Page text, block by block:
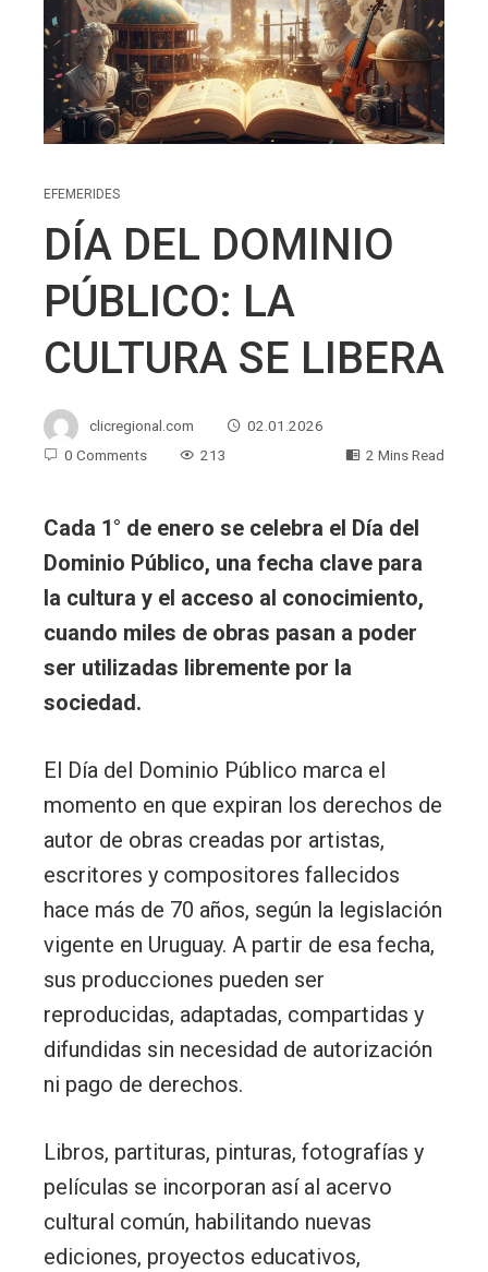
EFEMERIDES
DÍA DEL DOMINIO
PÚBLICO: LA
CULTURA SE LIBERA
clicregional.com
02.01.2026
0 Comments
213 2 Mins Read
Cada 1° de enero se celebra el Día del
Dominio Público, una fecha clave para
la cultura y el acceso al conocimiento,
cuando miles de obras pasan a poder
ser utilizadas libremente por la
sociedad.
El Día del Dominio Público marca el
momento en que expiran los derechos de
autor de obras creadas por artistas,
escritores y compositores fallecidos
hace más de 70 años, según la legislación
vigente en Uruguay. A partir de esa fecha,
sus producciones pueden ser
reproducidas, adaptadas, compartidas y
difundidas sin necesidad de autorización
ni pago de derechos.
Libros, partituras, pinturas, fotografías y
películas se incorporan así al acervo
cultural común, habilitando nuevas
ediciones, proyectos educativos,